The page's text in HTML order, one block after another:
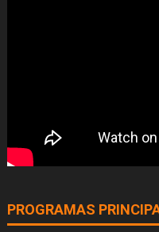
PROGRAMAS